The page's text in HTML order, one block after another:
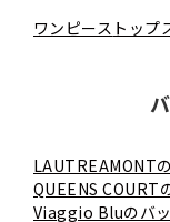
ワンピース トップ
LAUTREAMONT
QUEENS COURT
Viaggio Bluのバ